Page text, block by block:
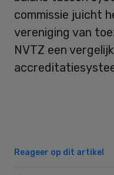
commissie juicht
vereniging van
NVTZ een
Reageer op dit artikel